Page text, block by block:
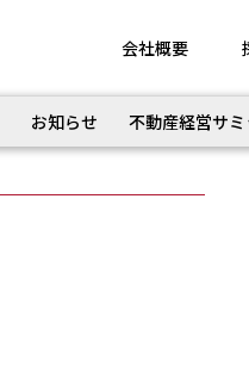
会社概要
お知らせ 不動産経営サミ